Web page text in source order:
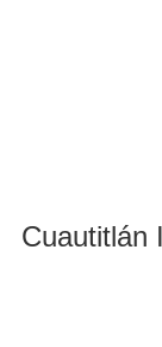
Cuautitlán